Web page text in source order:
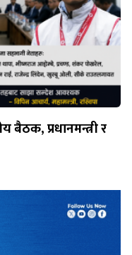
बैठक, प्रधानमन्त्री र